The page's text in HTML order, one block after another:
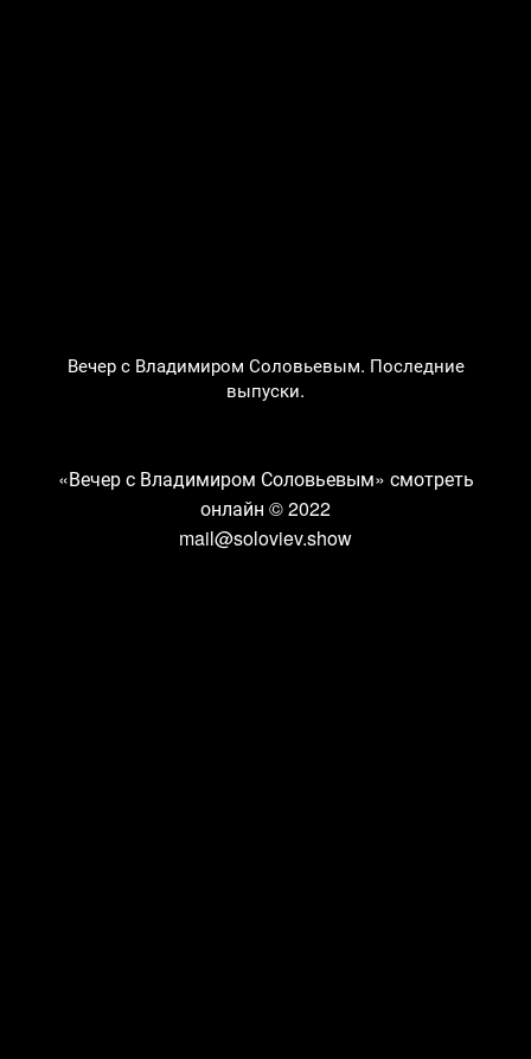
Вечер с Владимиром Соловьевым. Последние
выпуски.
«Вечер с Владимиром Соловьевым» смотреть
онлайн © 2022
mail@soloviev.show